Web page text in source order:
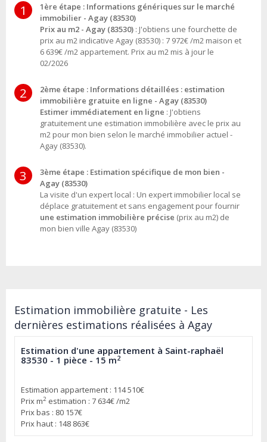
1
1ère étape : Informations génériques sur le marché
immobilier - Agay (83530)
Prix au m2 - Agay (83530) : J'obtiens une fourchette de
prix au m2 indicative Agay (83530) : 7 972€ /m2 maison et
6 639€ /m2 appartement. Prix au m2 mis à jour le
02/2026
2
2ème étape : Informations détaillées : estimation
immobilière gratuite en ligne - Agay (83530)
Estimer immédiatement en ligne : J'obtiens
gratuitement une estimation immobilière avec le prix au
m2 pour mon bien selon le marché immobilier actuel -
Agay (83530).
3
3ème étape : Estimation spécifique de mon bien -
Agay (83530)
La visite d'un expert local : Un expert immobilier local se
déplace gratuitement et sans engagement pour fournir
une estimation immobilière précise (prix au m2) de
mon bien ville Agay (83530)
Estimation immobilière gratuite - Les
dernières estimations réalisées à Agay
Estimation d'une appartement à Saint-raphaël
83530 - 1 pièce - 15 m2
Estimation appartement : 114 510€
Prix m2 estimation : 7 634€ /m2
Prix bas : 80 157€
Prix haut : 148 863€